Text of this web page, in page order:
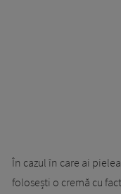
În cazul în care ai
folosești o cremă cu